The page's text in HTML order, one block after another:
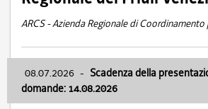
ARCS - Azienda Regionale di Coordinamento
08.07.2026 - Scadenza della
domande: 14.08.2026